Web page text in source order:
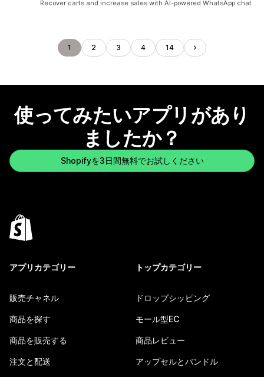
Recover carts and increase sales with AI-powered WhatsApp chat
1 2 3 4 14
使ってみたいアプリがあり
ましたか？
Shopifyを3日間無料でお試しください
アプリカテゴリー
販売チャネル
商品を探す
商品を販売する
注文と配送
トップカテゴリー
ドロップシッピング
モール型EC
商品レビュー
アップセルとバンドル